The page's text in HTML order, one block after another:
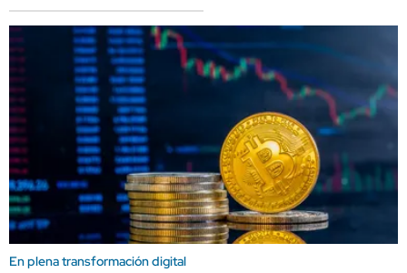
En plena transformación digital